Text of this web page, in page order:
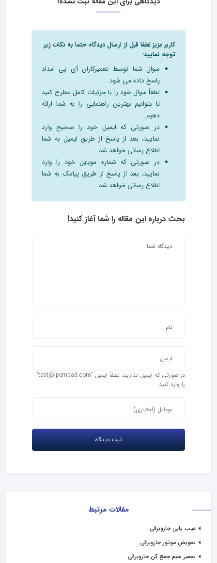
مقالات مرتبط
عیب یابی جاروبرقی
تعویض موتور جاروبرقی
تعمیر سیم جمع کن جاروبرقی
کاربر عزیز لطفا قبل از ارسال دیدگاه حتما به نکات زیر
توجه نمایید:
سوال شما توسط تعمیرکاران آی پی امداد
پاسخ داده می شود.
لطفاً سوال خود را با جزئیات کامل مطرح کنید
تا بتوانیم بهترین راهنمایی را به شما ارائه
دهیم.
در صورتی که ایمیل خود را صحیح وارد
نمایید، بعد از پاسخ از طریق ایمیل به شما
اطلاع رسانی خواهد شد.
در صورتی که شماره موبایل خود را وارد
نمایید، بعد از پاسخ از طریق پیامک به شما
اطلاع رسانی خواهد شد.
بحث درباره این مقاله را شما آغاز کنید!
در صورتی که ایمیل ندارید، لطفاً ایمیل "test@ipemdad.com"
را وارد کنید.